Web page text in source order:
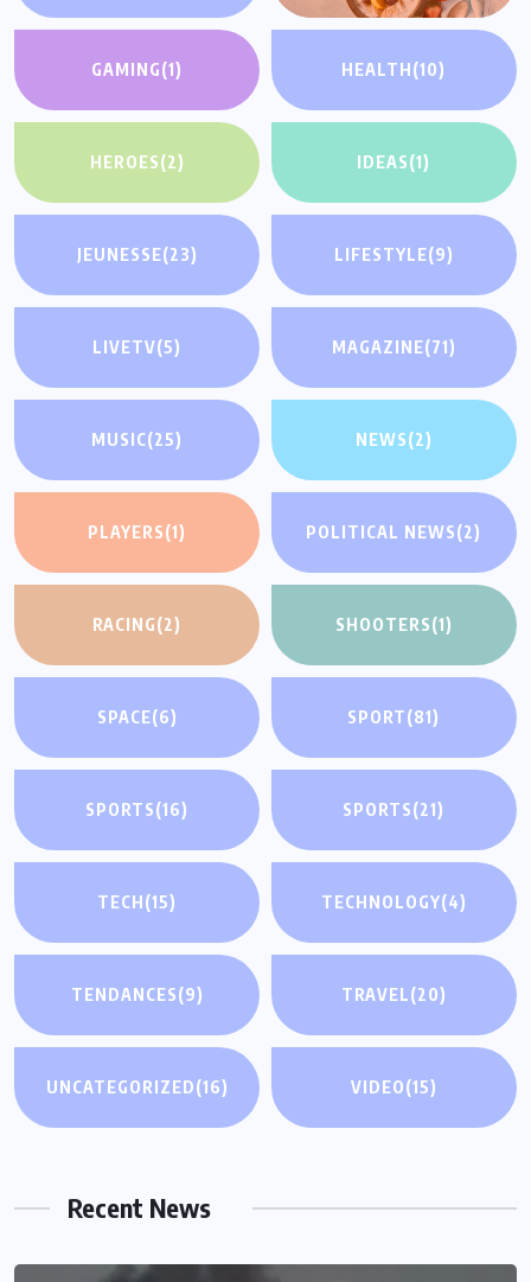
GAMING(1) HEALTH(10)
HEROES(2) IDEAS(1)
JEUNESSE(23) LIFESTYLE(9)
LIVETV(5) MAGAZINE(71)
MUSIC(25) NEWS(2)
PLAYERS(1) POLITICAL NEWS(2)
RACING(2) SHOOTERS(1)
SPACE(6) SPORT(81)
SPORTS(16) SPORTS(21)
TECH(15) TECHNOLOGY(4)
TENDANCES(9) TRAVEL(20)
UNCATEGORIZED(16) VIDEO(15)
Recent News